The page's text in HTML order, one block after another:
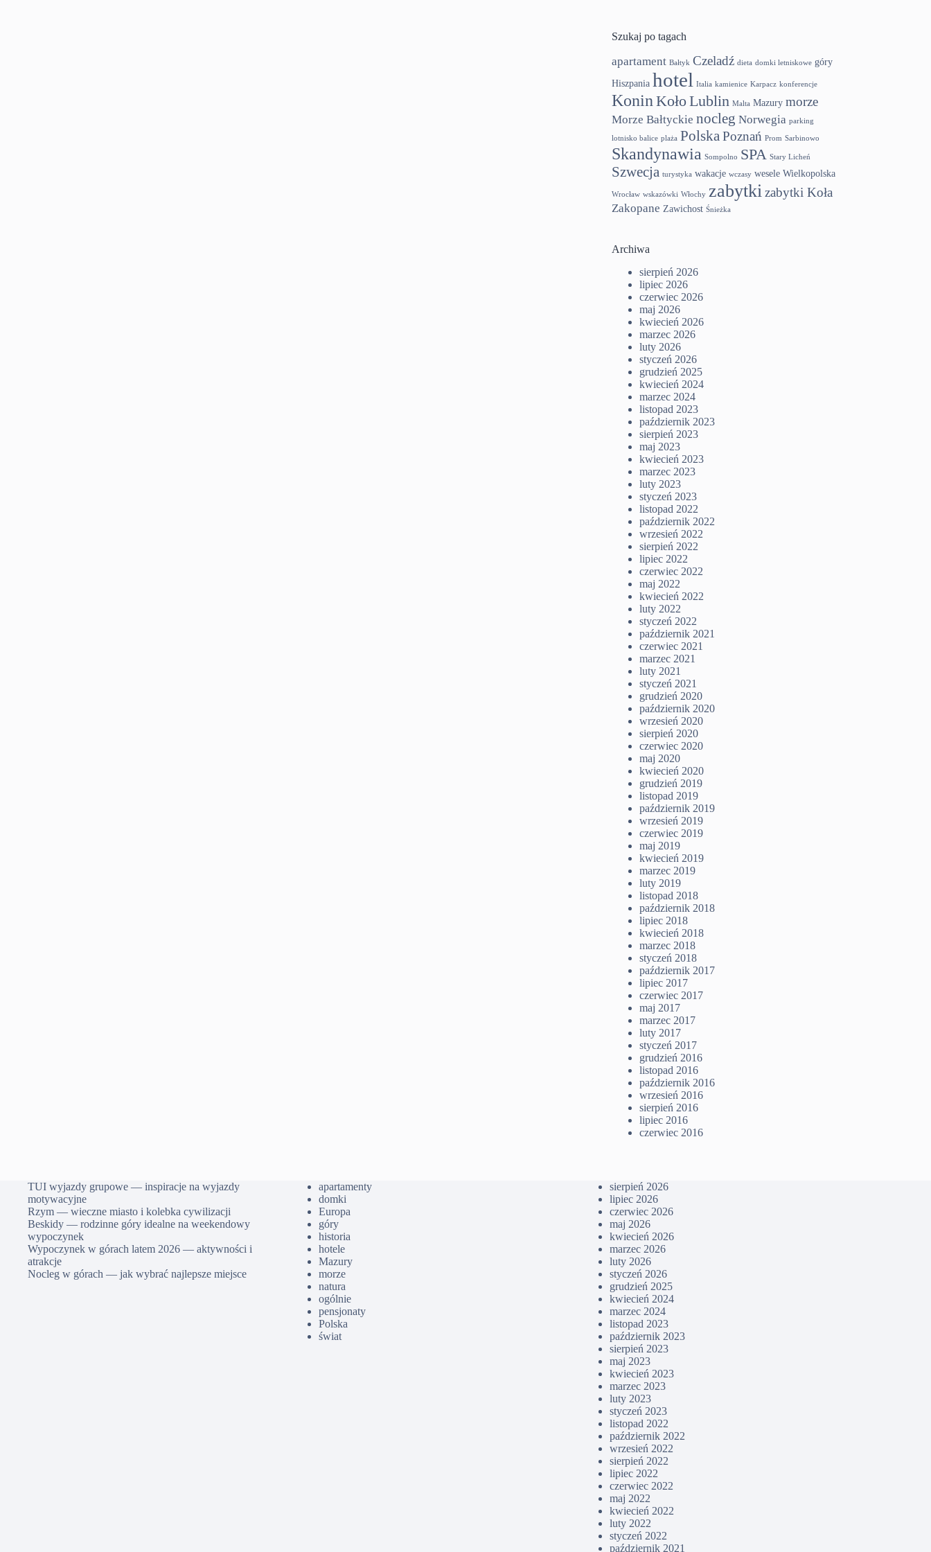
Szukaj po tagach
apartament Bałtyk Czeladź dieta domki letniskowe góry
Hiszpania hotel Italia kamienice Karpacz konferencje
Konin Koło Lublin Malta Mazury morze
Morze Bałtyckie nocleg Norwegia parking
lotnisko balice plaża PolskaPoznań Prom Sarbinowo
Skandynawia Sompolno SPA Stary Licheń
Szwecja turystyka wakacje wczasy wesele Wielkopolska
Wrocław wskazówki Włochy zabytkizabytki Koła
Zakopane Zawichost Śnieżka
Archiwa
sierpień 2026
lipiec 2026
czerwiec 2026
maj 2026
kwiecień 2026
marzec 2026
luty 2026
styczeń 2026
grudzień 2025
kwiecień 2024
marzec 2024
listopad 2023
październik 2023
sierpień 2023
maj 2023
kwiecień 2023
marzec 2023
luty 2023
styczeń 2023
listopad 2022
październik 2022
wrzesień 2022
sierpień 2022
lipiec 2022
czerwiec 2022
maj 2022
kwiecień 2022
luty 2022
styczeń 2022
październik 2021
czerwiec 2021
marzec 2021
luty 2021
styczeń 2021
grudzień 2020
październik 2020
wrzesień 2020
sierpień 2020
czerwiec 2020
maj 2020
kwiecień 2020
grudzień 2019
listopad 2019
październik 2019
wrzesień 2019
czerwiec 2019
maj 2019
kwiecień 2019
marzec 2019
luty 2019
listopad 2018
październik 2018
lipiec 2018
kwiecień 2018
marzec 2018
styczeń 2018
październik 2017
lipiec 2017
czerwiec 2017
maj 2017
marzec 2017
luty 2017
styczeń 2017
grudzień 2016
listopad 2016
październik 2016
wrzesień 2016
sierpień 2016
lipiec 2016
czerwiec 2016
TUI wyjazdy grupowe — inspiracje na wyjazdy
motywacyjne
Rzym — wieczne miasto i kolebka cywilizacji
Beskidy — rodzinne góry idealne na weekendowy
wypoczynek
Wypoczynek w górach latem 2026 — aktywności i
atrakcje
Nocleg w górach — jak wybrać najlepsze miejsce
apartamenty
domki
Europa
góry
historia
hotele
Mazury
morze
natura
ogólnie
pensjonaty
Polska
świat
sierpień 2026
lipiec 2026
czerwiec 2026
maj 2026
kwiecień 2026
marzec 2026
luty 2026
styczeń 2026
grudzień 2025
kwiecień 2024
marzec 2024
listopad 2023
październik 2023
sierpień 2023
maj 2023
kwiecień 2023
marzec 2023
luty 2023
styczeń 2023
listopad 2022
październik 2022
wrzesień 2022
sierpień 2022
lipiec 2022
czerwiec 2022
maj 2022
kwiecień 2022
luty 2022
styczeń 2022
październik 2021